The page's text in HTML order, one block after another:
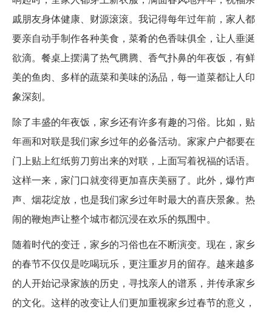
戚朋友身体健康、财源滚滚。我记得每年过年前，家人都
要亲自动手制作各种美食，菜肴的色香味俱全，让人垂涎
欲滴。餐桌上摆满了热气腾腾、香气扑鼻的年夜饭，有鲜
美的鱼肉、多样的蔬菜和美味的汤品，每一道菜都让人印
象深刻。
除了丰盛的年夜饭，家乡还有许多有趣的习俗。比如，贴
年画和对联是我们家乡过年的必备活动。家家户户都要在
门上贴上红纸剪刀剪出来的对联，上面写着祝福的话语。
这样一来，家门口就变得更加喜庆美丽了。此外，爆竹声
声、烟花绽放，也是我们家乡过年时最大的喜庆景象。热
闹的鞭炮声让整个城市都沉浸在欢乐的氛围中。
随着时代的变迁，家乡的习俗也在不断演变。现在，家乡
的春节不仅仅是吃喝玩乐，更注重岁月的留存。越来越多
的人开始记录家族的历史，寻找亲人的谱系，并传承家乡
的文化。这样的改变让人们更加重视家乡过春节的意义，